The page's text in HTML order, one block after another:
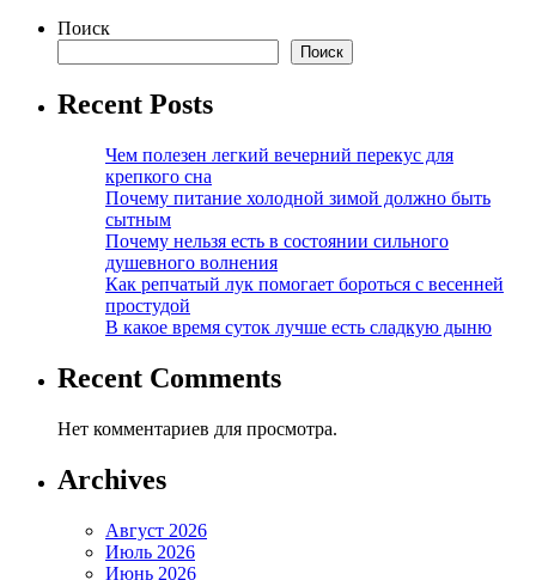
Поиск
Поиск
Recent Posts
Чем полезен легкий вечерний перекус для
крепкого сна
Почему питание холодной зимой должно быть
сытным
Почему нельзя есть в состоянии сильного
душевного волнения
Как репчатый лук помогает бороться с весенней
простудой
В какое время суток лучше есть сладкую дыню
Recent Comments
Нет комментариев для просмотра.
Archives
Август 2026
Июль 2026
Июнь 2026